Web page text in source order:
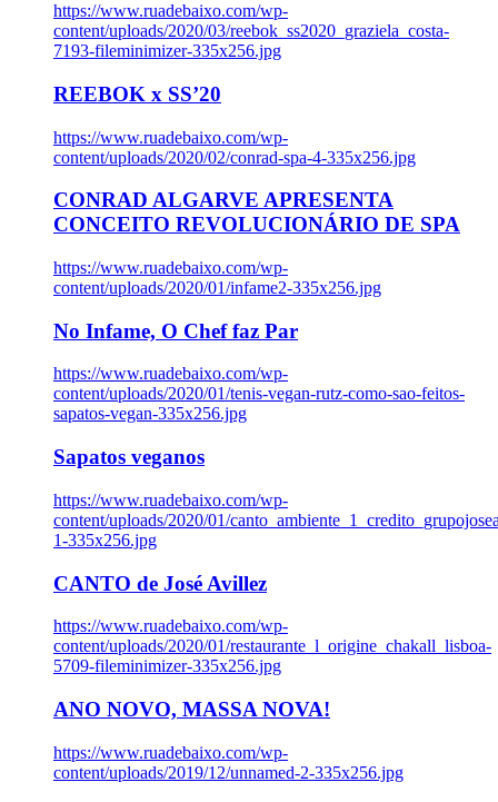
https://www.ruadebaixo.com/wp-
content/uploads/2020/03/reebok_ss2020_graziela_costa-
7193-fileminimizer-335x256.jpg
REEBOK x SS’20
https://www.ruadebaixo.com/wp-
content/uploads/2020/02/conrad-spa-4-335x256.jpg
CONRAD ALGARVE APRESENTA
CONCEITO REVOLUCIONÁRIO DE SPA
https://www.ruadebaixo.com/wp-
content/uploads/2020/01/infame2-335x256.jpg
No Infame, O Chef faz Par
https://www.ruadebaixo.com/wp-
content/uploads/2020/01/tenis-vegan-rutz-como-sao-feitos-
sapatos-vegan-335x256.jpg
Sapatos veganos
https://www.ruadebaixo.com/wp-
content/uploads/2020/01/
1-335x256.jpg
CANTO de José Avillez
https://www.ruadebaixo.com/wp-
content/uploads/2020/01/restaurante_l_origine_chakall_lisboa-
5709-fileminimizer-335x256.jpg
ANO NOVO, MASSA NOVA!
https://www.ruadebaixo.com/wp-
content/uploads/2019/12/unnamed-2-335x256.jpg